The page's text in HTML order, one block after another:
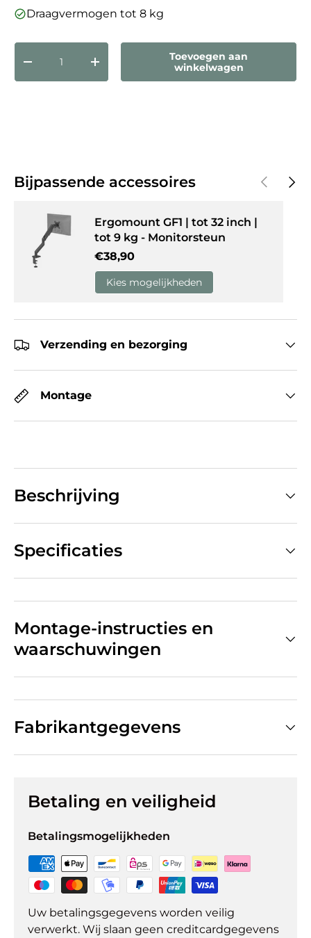
Draagvermogen tot 8 kg
Aantal
Verlaag de hoeveelheidVerhoog de hoeveelheid
Toevoegen aan
winkelwagen
Bijpassende accessoires Vorige
Ergomount GF1 | tot 32 inch |
tot 9 kg - Monitorsteun
Reguliere prijs
€38,90
Kies mogelijkheden
Verzending en bezorging
Montage
Beschrijving
Specificaties
Montage-instructies en
waarschuwingen
Fabrikantgegevens
Betaling en veiligheid
Betalingsmogelijkheden
Uw betalingsgegevens worden veilig
verwerkt. Wij slaan geen creditcardgegevens